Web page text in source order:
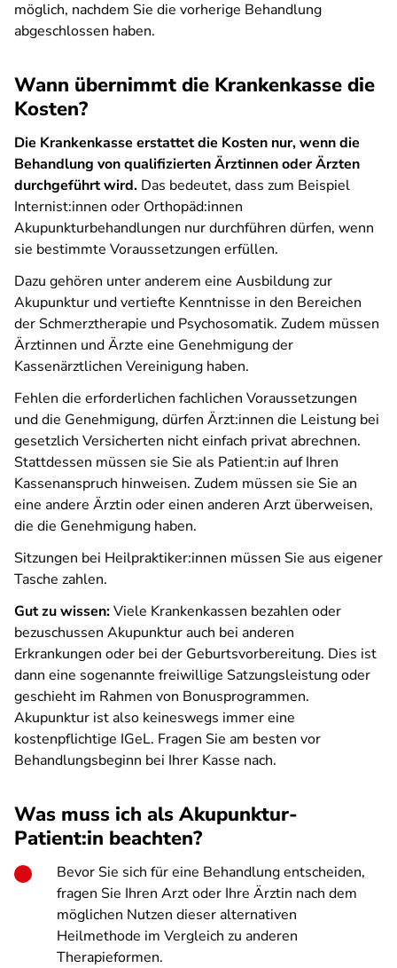
möglich, nachdem Sie die vorherige Behandlung
abgeschlossen haben.
Wann übernimmt die Krankenkasse die
Kosten?
Die Krankenkasse erstattet die Kosten nur, wenn die
Behandlung von qualifizierten Ärztinnen oder Ärzten
durchgeführt wird. Das bedeutet, dass zum Beispiel
Internist:innen oder Orthopäd:innen
Akupunkturbehandlungen nur durchführen dürfen, wenn
sie bestimmte Voraussetzungen erfüllen.
Dazu gehören unter anderem eine Ausbildung zur
Akupunktur und vertiefte Kenntnisse in den Bereichen
der Schmerztherapie und Psychosomatik. Zudem müssen
Ärztinnen und Ärzte eine Genehmigung der
Kassenärztlichen Vereinigung haben.
Fehlen die erforderlichen fachlichen Voraussetzungen
und die Genehmigung, dürfen Ärzt:innen die Leistung bei
gesetzlich Versicherten nicht einfach privat abrechnen.
Stattdessen müssen sie Sie als Patient:in auf Ihren
Kassenanspruch hinweisen. Zudem müssen sie Sie an
eine andere Ärztin oder einen anderen Arzt überweisen,
die die Genehmigung haben.
Sitzungen bei Heilpraktiker:innen müssen Sie aus eigener
Tasche zahlen.
Gut zu wissen:Viele Krankenkassen bezahlen oder
bezuschussen Akupunktur auch bei anderen
Erkrankungen oder bei der Geburtsvorbereitung. Dies ist
dann eine sogenannte freiwillige Satzungsleistung oder
geschieht im Rahmen von Bonusprogrammen.
Akupunktur ist also keineswegs immer eine
kostenpflichtige IGeL. Fragen Sie am besten vor
Behandlungsbeginn bei Ihrer Kasse nach.
Was muss ich als Akupunktur-
Patient:in beachten?
Bevor Sie sich für eine Behandlung entscheiden,
fragen Sie Ihren Arzt oder Ihre Ärztin nach dem
möglichen Nutzen dieser alternativen
Heilmethode im Vergleich zu anderen
Therapieformen.